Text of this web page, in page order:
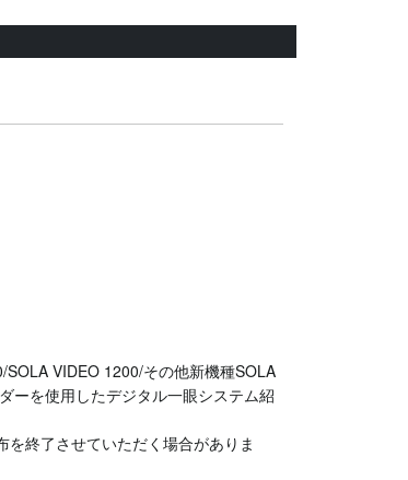
VIDEO 1200/その他新機種SOLA
ーを使用したデジタル一眼システム紹
終了させていただく場合がありま